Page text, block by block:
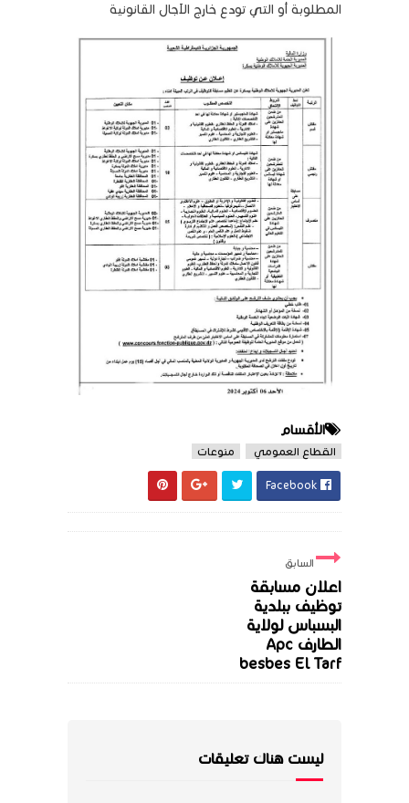
المطلوبة أو التي تودع خارج الآجال القانونية
الأقسام
القطاع العمومي منوعات
السابق
اعلان مسابقة
توظيف ببلدية
البسباس لولاية
الطارف Apc
besbes El Tarf
ليست هناك تعليقات